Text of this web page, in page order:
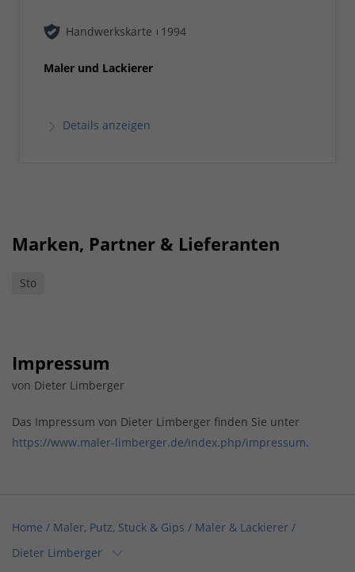
Handwerkskarte 1994
Maler und Lackierer
Details anzeigen
Marken, Partner & Lieferanten
Sto
Impressum
von Dieter Limberger
Das Impressum von Dieter Limberger finden Sie unter
https://www.maler-limberger.de/index.php/impressum.
Home / Maler, Putz, Stuck & Gips / Maler & Lackierer /
Dieter Limberger